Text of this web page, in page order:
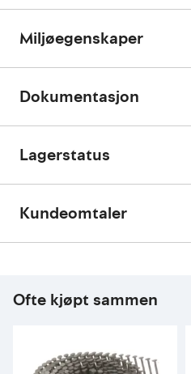
Miljøegenskaper
Dokumentasjon
Lagerstatus
Kundeomtaler
Ofte kjøpt sammen